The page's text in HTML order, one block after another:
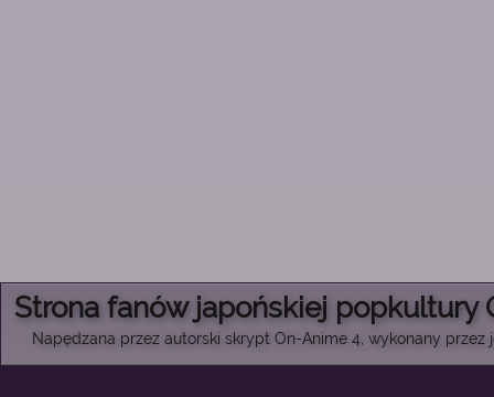
Strona fanów japońskiej popkultury
Napędzana przez autorski skrypt On-Anime 4, wykonany przez